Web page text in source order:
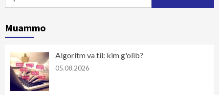
Muammo
Algoritm va til: kim g'olib?
05.08.2026